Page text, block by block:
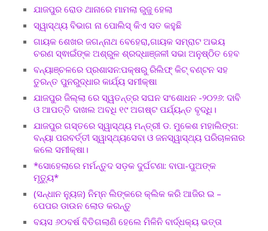
ଯାଜପୁର ରୋଡ ଥାନାରେ ମାମଲା ରୁଜୁ ହେଲା
ସ୍ୱାସ୍ଥ୍ୟ ବିଭାଗ ନା ପୋଲିସ୍ କିଏ ସତ କହୁଛି
ଗାୟକ ଶେଖର ଜଗନ୍ନାଥ ବେହେରା,ଗାୟକ ସମ୍ରାଟ ଅଭୟ
ଚରଣ ସ୍ଵାଇଁଙ୍କ ଅଶ୍ରୁଳ ଶ୍ରଦ୍ଧାଞ୍ଜଳୀ ସଭା ଅନୁଷ୍ଠିତ ହେବ
ବନ୍ୟାଞ୍ଚଳରେ ପ୍ରଶାସନ:ପକ୍ଷରୁ ରିଲିଫ୍ କିଟ୍ ବଣ୍ଟନ ସହ
ତୁରନ୍ତ ପୁନରୁଦ୍ଧାର କାର୍ଯ୍ୟ ସମୀକ୍ଷା
ଯାଜପୁର ଜିଲ୍ଲା ରେ ସ୍ୱତନ୍ତ୍ର ସଘନ ସଂଶୋଧନ -୨୦୨୬: ଦାବି
ଓ ଆପତ୍ତି ଦାଖଲ ଅବଧି ୧୯ ଅଗଷ୍ଟ ପର୍ଯ୍ୟନ୍ତ ବୃଦ୍ଧି।
ଯାଜପୁର ଗସ୍ତରେ ସ୍ୱାସ୍ଥ୍ୟ ମନ୍ତ୍ରୀ ଡ. ମୁକେଶ ମହାଲିଙ୍ଗ:
ବନ୍ୟା ପରବର୍ତ୍ତୀ ସ୍ୱାସ୍ଥ୍ୟସେବା ଓ ଜନସ୍ୱାସ୍ଥ୍ୟ ପରିଚାଳନାର
କଲେ ସମୀକ୍ଷା।
*ସୋହେଲାରେ ମର୍ମନ୍ତୁଦ ସଡ଼କ ଦୁର୍ଘଟଣା: ବାପା-ପୁଅଙ୍କ
ମୃତ୍ୟୁ*
(ସନ୍ଧାନ ନ୍ୟୁଜ) ନିମ୍ନ ଲିଙ୍କରେ କ୍ଲିକ କରି ଆଜିର ଇ –
ପେପର ଡାଉନ ଲୋଡ କରନ୍ତୁ
ବୟସ ୬୦ବର୍ଷ ବିତିଗଲାଣି ହେଲେ ମିଳିନି ବାର୍ଦ୍ଧକ୍ୟ ଭତ୍ତା